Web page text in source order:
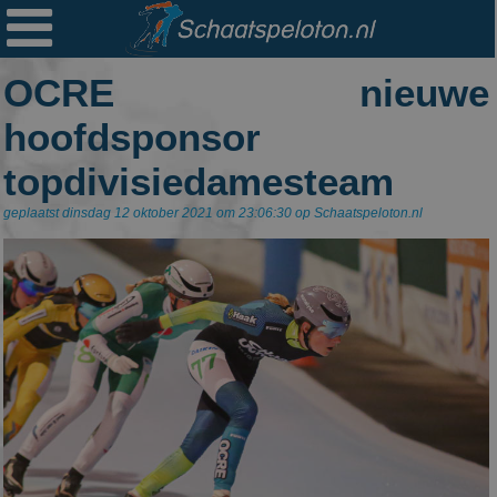

OCRE nieuwe
hoofdsponsor
topdivisiedamesteam
geplaatst dinsdag 12 oktober 2021 om 23:06:30 op Schaatspeloton.nl